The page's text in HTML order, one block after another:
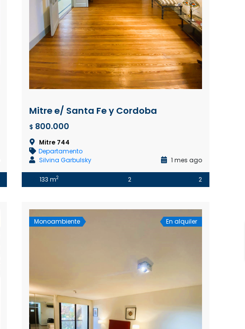
Mitre e/ Santa Fe y Cordoba
$ 800.000
Mitre 744
Departamento
Silvina Garbulsky
1 mes ago
133 m2 2 2
Monoambiente En alquiler